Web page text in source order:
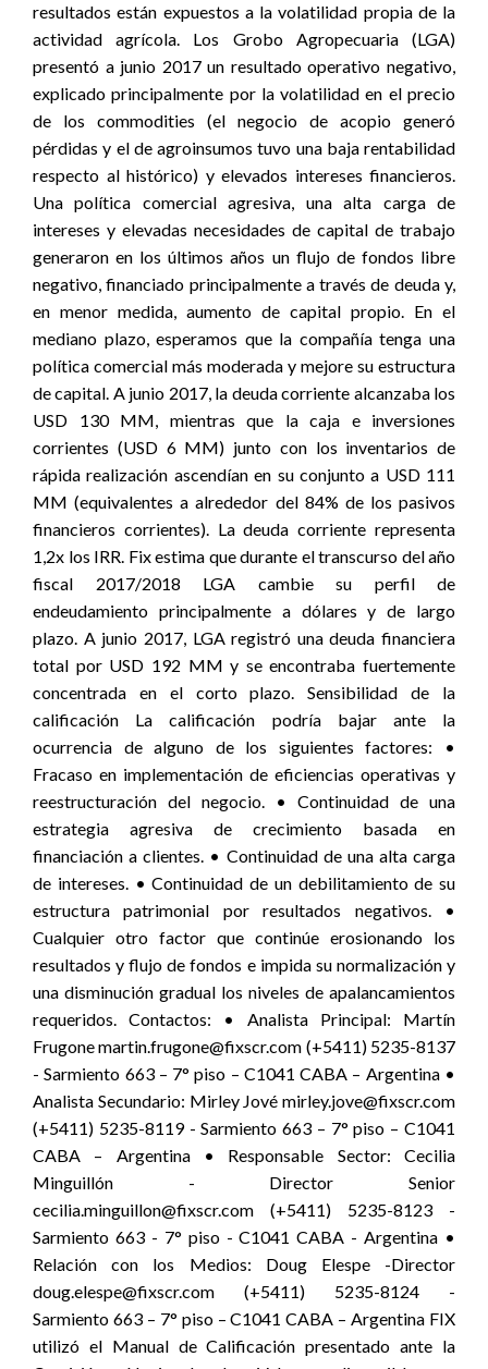
resultados están expuestos a la volatilidad propia de la
actividad agrícola. Los Grobo Agropecuaria (LGA)
presentó a junio 2017 un resultado operativo negativo,
explicado principalmente por la volatilidad en el precio
de los commodities (el negocio de acopio generó
pérdidas y el de agroinsumos tuvo una baja rentabilidad
respecto al histórico) y elevados intereses financieros.
Una política comercial agresiva, una alta carga de
intereses y elevadas necesidades de capital de trabajo
generaron en los últimos años un flujo de fondos libre
negativo, financiado principalmente a través de deuda y,
en menor medida, aumento de capital propio. En el
mediano plazo, esperamos que la compañía tenga una
política comercial más moderada y mejore su estructura
de capital. A junio 2017, la deuda corriente alcanzaba los
USD 130 MM, mientras que la caja e inversiones
corrientes (USD 6 MM) junto con los inventarios de
rápida realización ascendían en su conjunto a USD 111
MM (equivalentes a alrededor del 84% de los pasivos
financieros corrientes). La deuda corriente representa
1,2x los IRR. Fix estima que durante el transcurso del año
fiscal 2017/2018 LGA cambie su perfil de
endeudamiento principalmente a dólares y de largo
plazo. A junio 2017, LGA registró una deuda financiera
total por USD 192 MM y se encontraba fuertemente
concentrada en el corto plazo. Sensibilidad de la
calificación La calificación podría bajar ante la
ocurrencia de alguno de los siguientes factores: •
Fracaso en implementación de eficiencias operativas y
reestructuración del negocio. • Continuidad de una
estrategia agresiva de crecimiento basada en
financiación a clientes. • Continuidad de una alta carga
de intereses. • Continuidad de un debilitamiento de su
estructura patrimonial por resultados negativos. •
Cualquier otro factor que continúe erosionando los
resultados y flujo de fondos e impida su normalización y
una disminución gradual los niveles de apalancamientos
requeridos. Contactos: • Analista Principal: Martín
Frugone martin.frugone@fixscr.com (+5411) 5235-8137
- Sarmiento 663 – 7° piso – C1041 CABA – Argentina •
Analista Secundario: Mirley Jové mirley.jove@fixscr.com
(+5411) 5235-8119 - Sarmiento 663 – 7° piso – C1041
CABA – Argentina • Responsable Sector: Cecilia
Minguillón - Director Senior
cecilia.minguillon@fixscr.com (+5411) 5235-8123 -
Sarmiento 663 - 7° piso - C1041 CABA - Argentina •
Relación con los Medios: Doug Elespe -Director
doug.elespe@fixscr.com (+5411) 5235-8124 -
Sarmiento 663 – 7° piso – C1041 CABA – Argentina FIX
utilizó el Manual de Calificación presentado ante la